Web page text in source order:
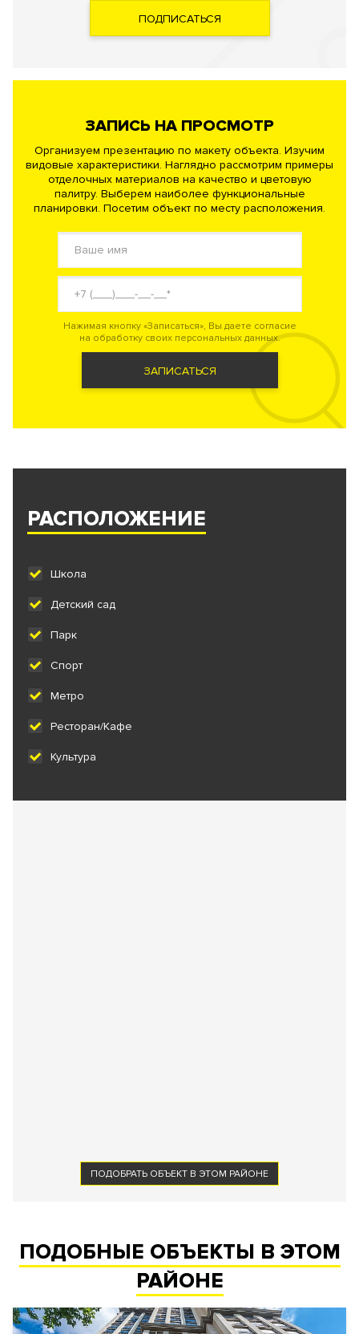
ПОДПИСАТЬСЯ
ЗАПИСЬ НА ПРОСМОТР
Организуем презентацию по макету объекта. Изучим
видовые характеристики. Наглядно рассмотрим примеры
отделочных материалов на качество и цветовую
палитру. Выберем наиболее функциональные
планировки. Посетим объект по месту расположения.
Нажимая кнопку «Записаться», Вы даете согласие
на обработку своих персональных данных.
ЗАПИСАТЬСЯ
РАСПОЛОЖЕНИЕ
Школа
Детский сад
Парк
Спорт
Метро
Ресторан/Кафе
Культура
ПОДОБРАТЬ ОБЪЕКТ В ЭТОМ РАЙОНЕ
ПОДОБНЫЕ ОБЪЕКТЫ В ЭТОМ
РАЙОНЕ